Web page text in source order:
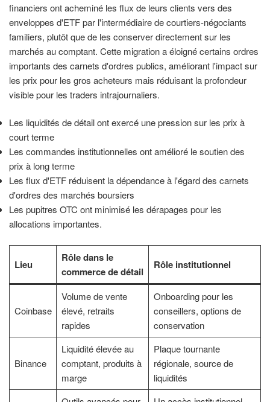
financiers ont acheminé les flux de leurs clients vers des
enveloppes d'ETF par l'intermédiaire de courtiers-négociants
familiers, plutôt que de les conserver directement sur les
marchés au comptant. Cette migration a éloigné certains ordres
importants des carnets d'ordres publics, améliorant l'impact sur
les prix pour les gros acheteurs mais réduisant la profondeur
visible pour les traders intrajournaliers.
Les liquidités de détail ont exercé une pression sur les prix à
court terme
Les commandes institutionnelles ont amélioré le soutien des
prix à long terme
Les flux d'ETF réduisent la dépendance à l'égard des carnets
d'ordres des marchés boursiers
Les pupitres OTC ont minimisé les dérapages pour les
allocations importantes.
Lieu
Rôle dans le
commerce de détail
Rôle institutionnel
Coinbase
Volume de vente
élevé, retraits
rapides
Onboarding pour les
conseillers, options de
conservation
Binance
Liquidité élevée au
comptant, produits à
marge
Plaque tournante
régionale, source de
liquidités